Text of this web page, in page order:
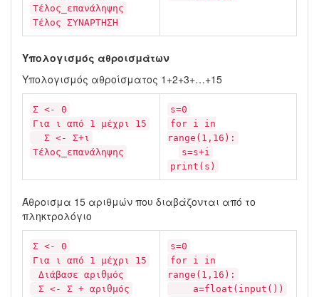
Τέλος_επανάληψης
Τέλος ΣΥΝΑΡΤΗΣΗ
Υπολογισμός αθροισμάτων
Υπολογισμός αθροίσματος 1+2+3+…+15
Σ <- 0
Για ι από 1 μέχρι 15
Σ <- Σ+ι
Τέλος_επανάληψης
s=0
for i in
range(1,16):
s=s+i
print(s)
Άθροισμα 15 αριθμών που διαβάζονται από το
πληκτρολόγιο
Σ <- 0
Για ι από 1 μέχρι 15
Διάβασε αριθμός
Σ <- Σ + αριθμός
s=0
for i in
range(1,16):
a=float(input())